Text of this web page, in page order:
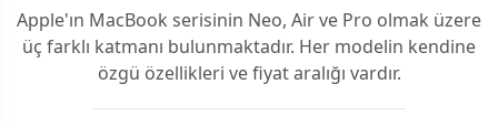
Apple'ın MacBook serisinin Neo, Air ve Pro olmak üzere
üç farklı katmanı bulunmaktadır. Her modelin kendine
özgü özellikleri ve fiyat aralığı vardır.